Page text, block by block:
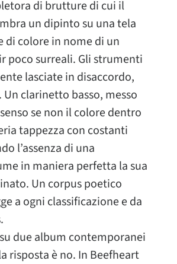
di brutture di cui il
un dipinto su una tela
di colore in nome di un
poco surreali. Gli strumenti
lasciate in disaccordo,
clarinetto basso, messo
se non il colore dentro
tappezza con costanti
l’assenza di una
in maniera perfetta la sua
Un corpus poetico
a ogni classificazione e da
due album contemporanei
risposta è no. In Beefheart